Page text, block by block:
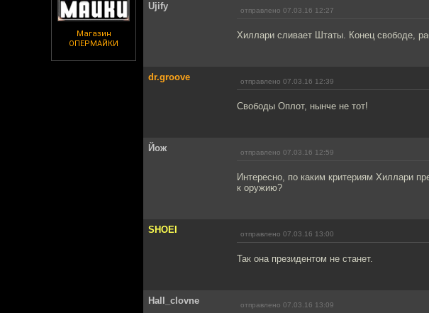
Магазин
ОПЕРМАЙКИ
Ujify отправлено 07.03.16 12:27
Хиллари сливает Штаты. Конец свободе,
dr.groove отправлено 07.03.16 12:39
Свободы Оплот, нынче не тот!
Йож отправлено 07.03.16 12:59
Интересно, по каким критериям Хиллари
к оружию?
SHOEI отправлено 07.03.16 13:00
Так она президентом не станет.
Hall_clovne отправлено 07.03.16 13:09